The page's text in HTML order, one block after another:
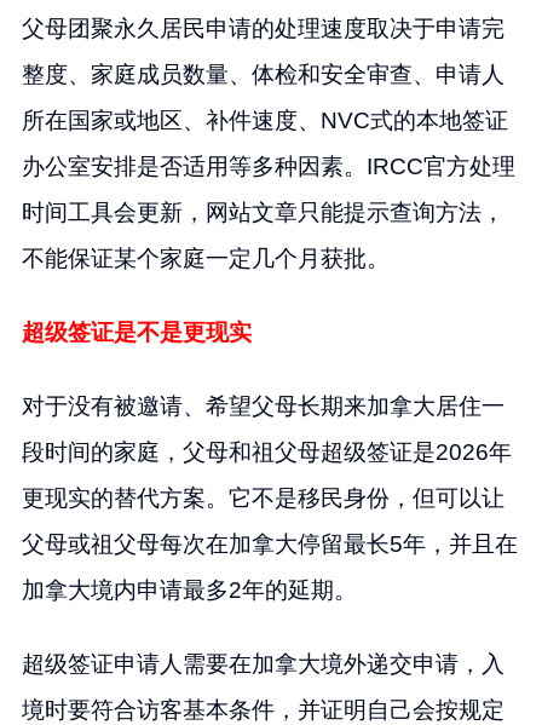
父母团聚永久居民申请的处理速度取决于申请完
整度、家庭成员数量、体检和安全审查、申请人
所在国家或地区、补件速度、NVC式的本地签证
办公室安排是否适用等多种因素。IRCC官方处理
时间工具会更新，网站文章只能提示查询方法，
不能保证某个家庭一定几个月获批。
超级签证是不是更现实
对于没有被邀请、希望父母长期来加拿大居住一
段时间的家庭，父母和祖父母超级签证是2026年
更现实的替代方案。它不是移民身份，但可以让
父母或祖父母每次在加拿大停留最长5年，并且在
加拿大境内申请最多2年的延期。
超级签证申请人需要在加拿大境外递交申请，入
境时要符合访客基本条件，并证明自己会按规定